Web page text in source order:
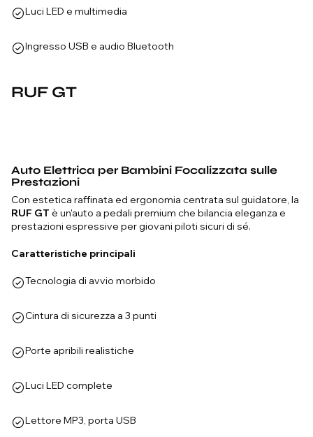
Luci LED e multimedia
Ingresso USB e audio Bluetooth
RUF GT
Auto Elettrica per Bambini Focalizzata sulle
Prestazioni
Con estetica raffinata ed ergonomia centrata sul guidatore, la
RUF GT è un'auto a pedali premium che bilancia eleganza e
prestazioni espressive per giovani piloti sicuri di sé.
Caratteristiche principali
Tecnologia di avvio morbido
Cintura di sicurezza a 3 punti
Porte apribili realistiche
Luci LED complete
Lettore MP3, porta USB